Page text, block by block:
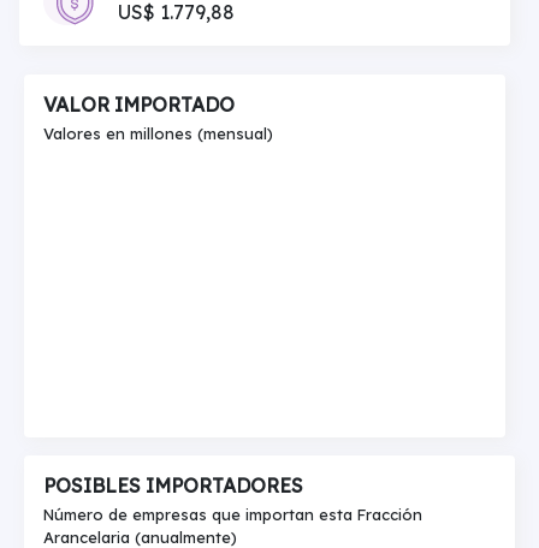
US$ 1.779,88
VALOR IMPORTADO
Valores en millones (mensual)
POSIBLES IMPORTADORES
Número de empresas que importan esta Fracción
Arancelaria (anualmente)